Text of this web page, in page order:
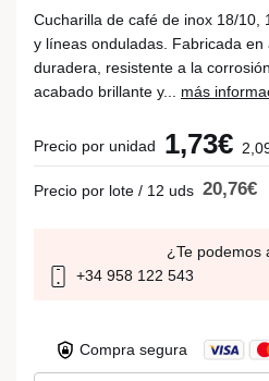
Cucharilla de café de inox 18/10,
y líneas onduladas. Fabricada en
duradera, resistente a la
acabado brillante y... más
Precio por unidad 1,73€
Precio por lote / 12 uds 20,76€
¿Te podemos
+34 958 122 543
Compra segura